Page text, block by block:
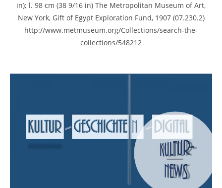
in); l. 98 cm (38 9/16 in) The Metropolitan Museum of Art,
New York, Gift of Egypt Exploration Fund, 1907 (07.230.2)
http://www.metmuseum.org/Collections/search-the-
collections/548212